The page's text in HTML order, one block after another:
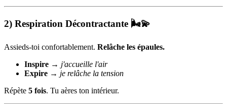
2) Respiration Décontractante 🌬💫
Assieds-toi confortablement. Relâche les épaules.
Inspire → j'accueille l'air
Expire → je relâche la tension
Répète 5 fois. Tu aères ton intérieur.